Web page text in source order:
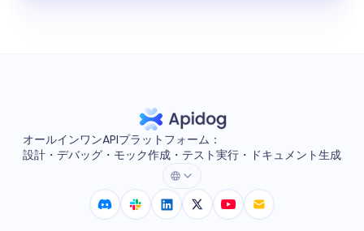
オールインワンAPIプラットフォーム：
設計・デバッグ・モック作成・テスト実行・ドキュメント生成